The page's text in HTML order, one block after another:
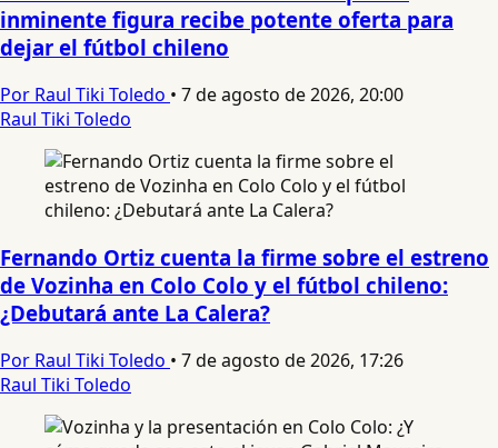
inminente figura recibe potente oferta para
dejar el fútbol chileno
Por Raul Tiki Toledo • 7 de agosto de 2026, 20:00
Raul Tiki Toledo
Fernando Ortiz cuenta la firme sobre el estreno
de Vozinha en Colo Colo y el fútbol chileno:
¿Debutará ante La Calera?
Por Raul Tiki Toledo • 7 de agosto de 2026, 17:26
Raul Tiki Toledo